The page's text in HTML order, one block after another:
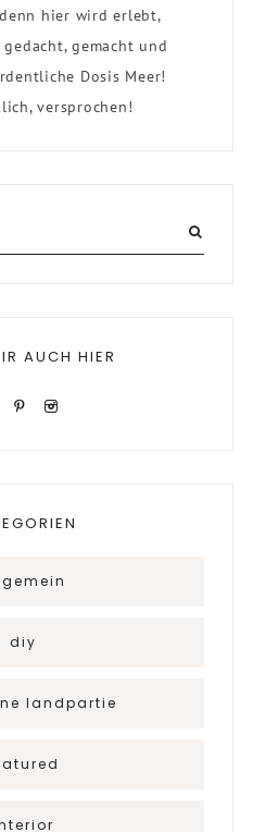
denn hier wird erlebt,
gemacht und
Dosis Meer!
versprochen!
AUCH HIER
diy
landpartie